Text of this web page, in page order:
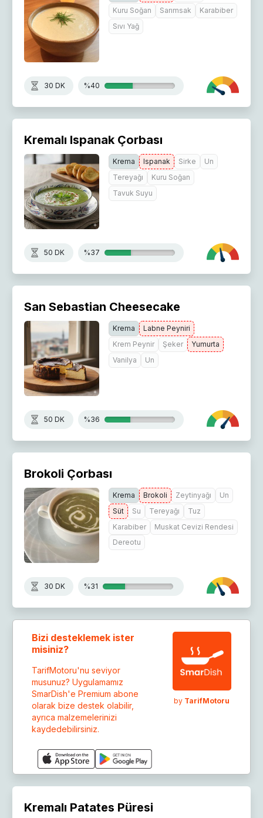
Kuru Soğan
Sarımsak
Karabiber
Sıvı Yağ
30 DK %40
Kremalı Ispanak Çorbası
Krema Ispanak Sirke
Un
Tereyağı
Kuru Soğan
Tavuk Suyu
50 DK %37
San Sebastian Cheesecake
Krema
Labne Peyniri
Krem Peynir
Şeker
Yumurta
Vanilya
Un
50 DK %36
Brokoli Çorbası
Krema Brokoli Zeytinyağı
Un
Süt
Su Tereyağı
Tuz
Karabiber
Muskat Cevizi Rendesi
Dereotu
30 DK %31
Bizi desteklemek ister
misiniz?
TarifMotoru'nu seviyor
musunuz? Uygulamamız
SmarDish'e Premium abone
olarak bize destek olabilir,
ayrıca malzemelerinizi
kaydedebilirsiniz.
by TarifMotoru
Kremalı Patates Püresi